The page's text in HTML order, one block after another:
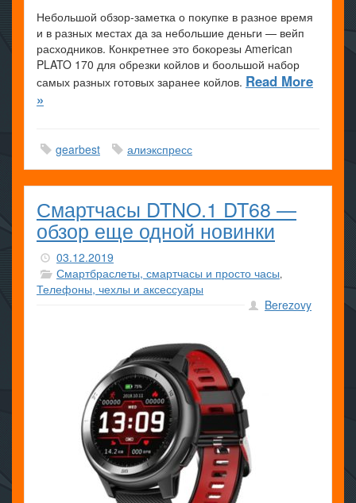
Небольшой обзор-заметка о покупке в разное время
и в разных местах да за небольшие деньги — вейп
расходников. Конкретнее это бокорезы Аmerican
PLATO 170 для обрезки койлов и боольшой набор
самых разных готовых заранее койлов. Read More
»
gearbest алиэкспресс
Смартчасы DTNO.1 DT68 —
обзор еще одной новинки
03.12.2019
Смартбраслеты, смартчасы и просто часы,
Телефоны, чехлы и аксессуары
Berezovy